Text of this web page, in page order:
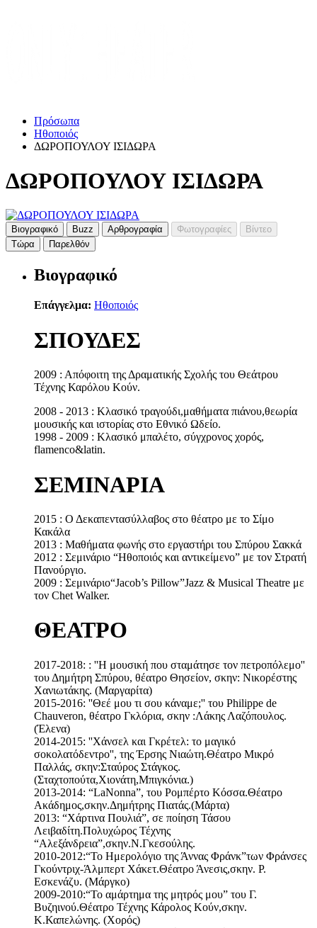
Πρόσωπα
Ηθοποιός
ΔΩΡΟΠΟΥΛΟΥ ΙΣΙΔΩΡΑ
ΔΩΡΟΠΟΥΛΟΥ ΙΣΙΔΩΡΑ
Βιογραφικό Buzz Αρθρογραφία Φωτογραφίες
Βίντεο
Τώρα
Παρελθόν
Βιογραφικό
Επάγγελμα: Ηθοποιός
ΣΠΟΥΔΕΣ
2009 : Απόφοιτη της Δραματικής Σχολής του Θεάτρου
Τέχνης Καρόλου Κούν.
2008 - 2013 : Κλασικό τραγούδι,μαθήματα πιάνου,θεωρία
μουσικής και ιστορίας στο Εθνικό Ωδείο.
1998 - 2009 : Κλασικό μπαλέτο, σύγχρονος χορός,
flamenco&latin.
ΣΕΜΙΝΑΡΙΑ
2015 : Ο Δεκαπεντασύλλαβος στο θέατρο με το Σίμο
Κακάλα
2013 : Μαθήματα φωνής στο εργαστήρι του Σπύρου Σακκά
2012 : Σεμινάριο “Ηθοποιός και αντικείμενο” με τον Στρατή
Πανούργιο.
2009 : Σεμινάριο“Jacob’s Pillow”Jazz & Musical Theatre με
τον Chet Walker.
ΘΕΑΤΡΟ
2017-2018: : ''Η μουσική που σταμάτησε τον πετροπόλεμο''
του Δημήτρη Σπύρου, θέατρο Θησείον, σκην: Νικορέστης
Χανιωτάκης. (Μαργαρίτα)
2015-2016: ''Θεέ μου τι σου κάναμε;'' του Philippe de
Chauveron, θέατρο Γκλόρια, σκην :Λάκης Λαζόπουλος.
(Έλενα)
2014-2015: ''Χάνσελ και Γκρέτελ: το μαγικό
σοκολατόδεντρο'', της Έρσης Νιαώτη.Θέατρο Μικρό
Παλλάς, σκην:Σταύρος Στάγκος.
(Σταχτοπούτα,Χιονάτη,Μπιγκόνια.)
2013-2014: “LaNonna”, του Ρομπέρτο Κόσσα.Θέατρο
Ακάδημος,σκην.Δημήτρης Πιατάς.(Μάρτα)
2013: “Χάρτινα Πουλιά”, σε ποίηση Τάσου
Λειβαδίτη.Πολυχώρος Τέχνης
“Αλεξάνδρεια”,σκην.Ν.Γκεσούλης.
2010-2012:“Το Ημερολόγιο της Άννας Φράνκ”των Φράνσες
Γκούντριχ-Άλμπερτ Χάκετ.Θέατρο Άνεσις,σκην. Ρ.
Εσκενάζυ. (Μάργκο)
2009-2010:“Το αμάρτημα της μητρός μου” του Γ.
Βυζηινού.Θέατρο Τέχνης Κάρολος Κούν,σκην.
Κ.Καπελώνης. (Χορός)